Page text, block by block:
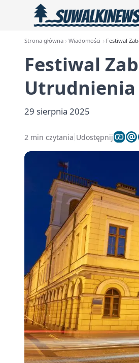
Strona główna Wiadomości Festiwal
Festiwal
Utrudnienia
29 sierpnia 2025
2 min czytania Udostępnij